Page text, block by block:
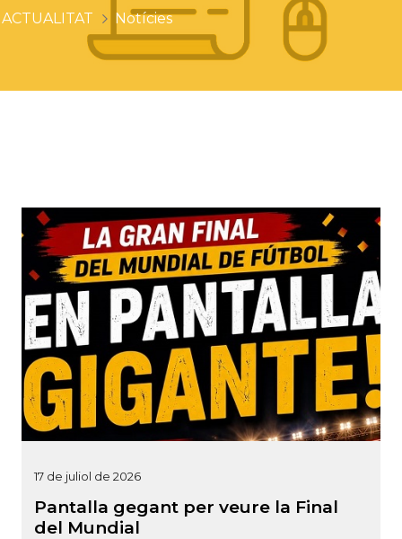
ACTUALITAT Notícies
17 de juliol de 2026
Pantalla gegant per veure la Final
del Mundial